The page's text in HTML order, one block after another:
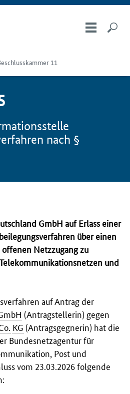
11
nach §
GmbH auf Erlass einer
über einen
Netzzugang zu
und
auf Antrag der
(Antragstellerin) gegen
KG (Antragsgegnerin) hat die
Bundesnetzagentur für
Post und
vom 23.03.2026 folgende